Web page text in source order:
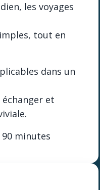
les voyages
tout en
dans un
et
90 minutes